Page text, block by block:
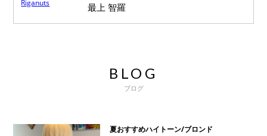
最上 智羅
BLOG
ブログ
夏おすすめハイトーン/ブロンド